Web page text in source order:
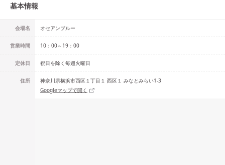
基本情報
会場名 オセアンブルー
営業時間 10：00～19：00
定休日 祝日を除く毎週火曜日
住所
神奈川県横浜市西区１丁目１ 西区１ みなとみらい1-3
Googleマップで開く